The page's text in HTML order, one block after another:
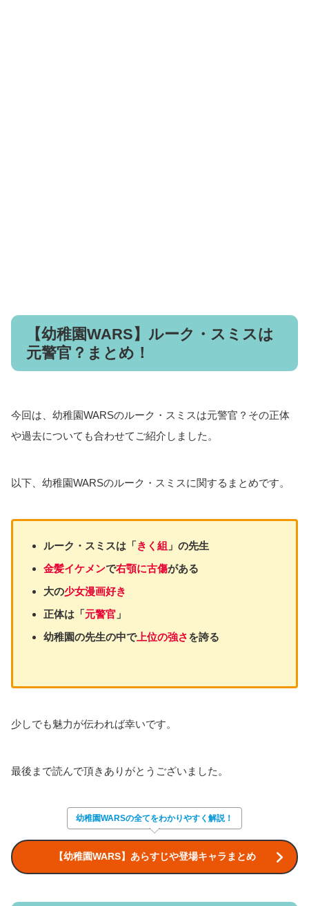
【幼稚園WARS】ルーク・スミスは
元警官？まとめ！
今回は、幼稚園WARSのルーク・スミスは元警官？その正体
や過去についても合わせてご紹介しました。
以下、幼稚園WARSのルーク・スミスに関するまとめです。
ルーク・スミスは「きく組 」の先生
金髪イケメンで右顎に古傷がある
大の少女漫画好き
正体は「元警官 」
幼稚園の先生の中で上位の強さを誇る
少しでも魅力が伝われば幸いです。
最後まで読んで頂きありがとうございました。
幼稚園WARSの全てをわかりやすく解説！
【幼稚園WARS】あらすじや登場キャラまとめ